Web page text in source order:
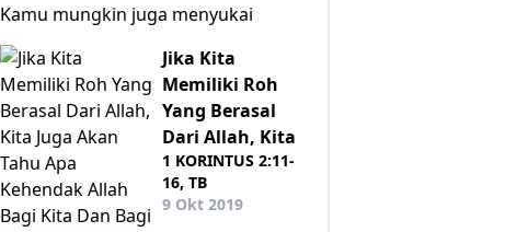
Kamu mungkin juga menyukai
Jika Kita
Memiliki Roh
Yang Berasal
Dari Allah, Kita
1 KORINTUS 2:11-
16, TB
9 Okt 2019